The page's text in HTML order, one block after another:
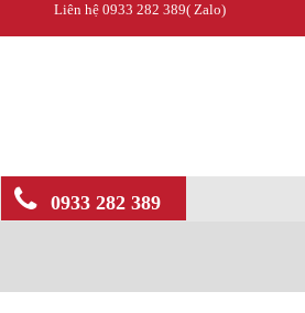
Liên hệ 0933 282 389( Zalo)
0933 282 389